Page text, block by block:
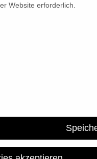
Website erforderlich.